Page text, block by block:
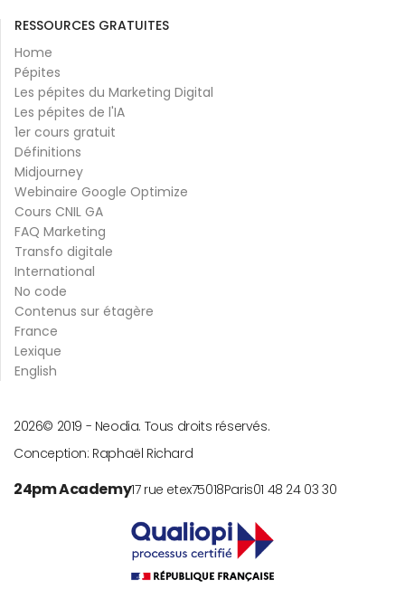
RESSOURCES GRATUITES
Home
Pépites
Les pépites du Marketing Digital
Les pépites de l'IA
1er cours gratuit
Définitions
Midjourney
Webinaire Google Optimize
Cours CNIL GA
FAQ Marketing
Transfo digitale
International
No code
Contenus sur étagère
France
Lexique
English
© 2019 -
2026
Neodia. Tous droits réservés.
Conception: Raphaël Richard
24pm Academy17 rue etex75018Paris01 48 24 03 30